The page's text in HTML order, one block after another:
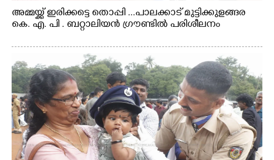
അമ്മയ്ക്ക് ഇരിക്കട്ടെ തൊപ്പി ...പാലക്കാട് മുട്ടിക്കുളങ്ങര
കെ. എ. പി . ബറ്റാലിയൻ ഗ്രൗണ്ടിൽ പരിശീലനം